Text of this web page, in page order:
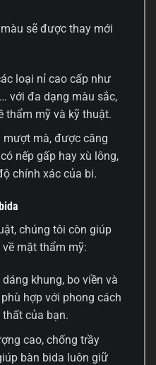
sẽ được thay mới
loại nỉ cao cấp như
với đa dạng màu sắc,
thẩm mỹ và kỹ thuật.
mà, được căng
nếp gấp hay xù lông,
chính xác của bi.
chúng tôi còn giúp
về mặt thẩm mỹ:
khung, bo viền và
hợp với phong cách
của bạn.
cao, chống trầy
bàn bida luôn giữ